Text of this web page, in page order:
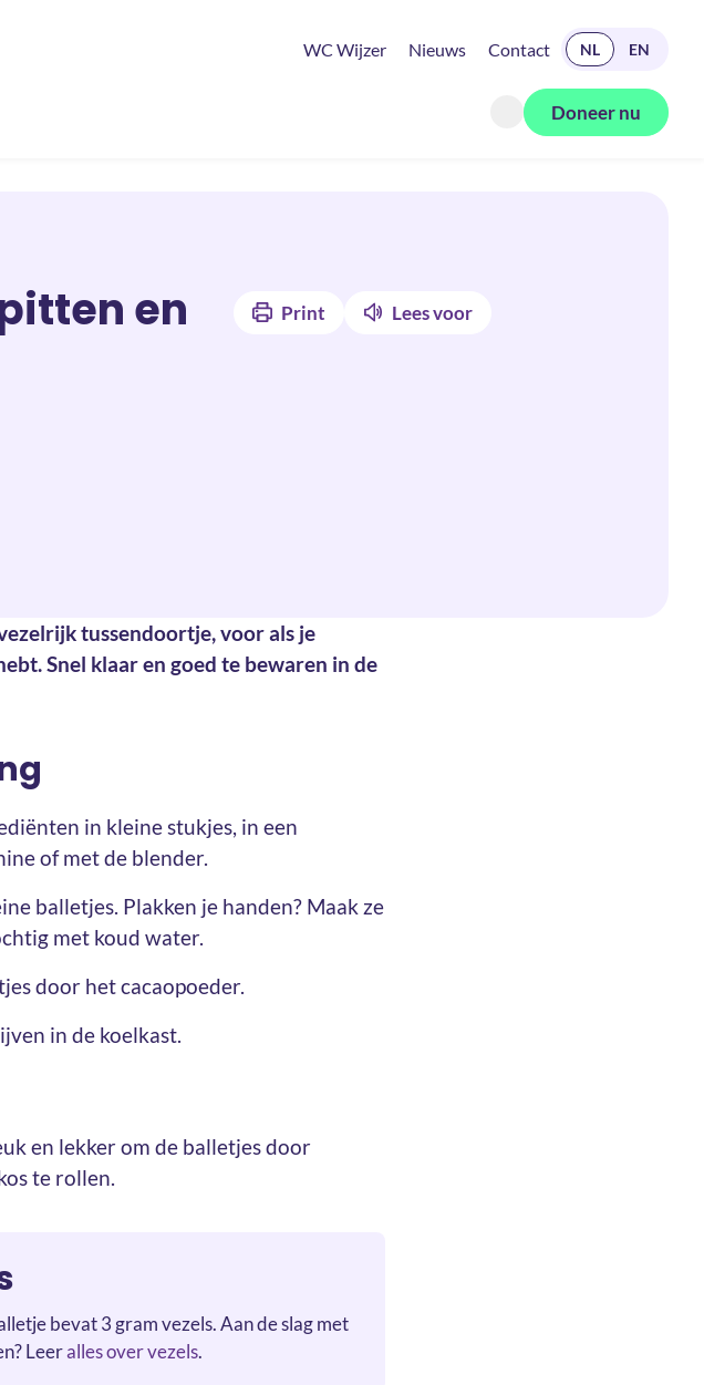
WC Wijzer Nieuws Contact READ IN ENGLISH
NL EN
Zoeken openen
Doneer nu
Print Lees voor
en
tussendoortje, voor als je
Snel klaar en goed te bewaren in de
in kleine stukjes, in een
of met de blender.
balletjes. Plakken je handen? Maak ze
met koud water.
door het cacaopoeder.
in de koelkast.
en lekker om de balletjes door
te rollen.
bevat 3 gram vezels. Aan de slag met
Leeralles over vezels.